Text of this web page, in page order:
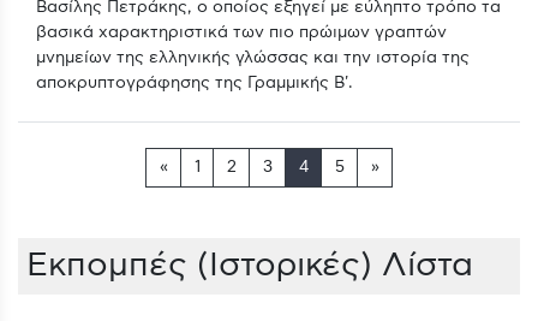
Βασίλης Πετράκης, ο οποίος εξηγεί με εύληπτο τρόπο τα
βασικά χαρακτηριστικά των πιο πρώιμων γραπτών
μνημείων της ελληνικής γλώσσας και την ιστορία της
αποκρυπτογράφησης της Γραμμικής Β'.
« 1 2 3 4 5 »
Εκπομπές (Ιστορικές) Λίστα